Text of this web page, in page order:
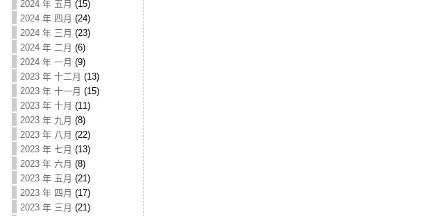
2024 年 五月 (15)
2024 年 四月 (24)
2024 年 三月 (23)
2024 年 二月 (6)
2024 年 一月 (9)
2023 年 十二月 (13)
2023 年 十一月 (15)
2023 年 十月 (11)
2023 年 九月 (8)
2023 年 八月 (22)
2023 年 七月 (13)
2023 年 六月 (8)
2023 年 五月 (21)
2023 年 四月 (17)
2023 年 三月 (21)